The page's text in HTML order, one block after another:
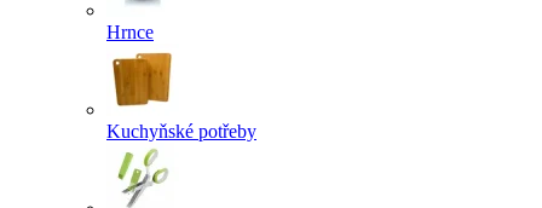
Hrnce
Kuchyňské potřeby